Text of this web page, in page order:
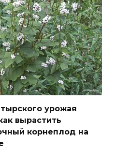
урожая
вырастить
корнеплод на